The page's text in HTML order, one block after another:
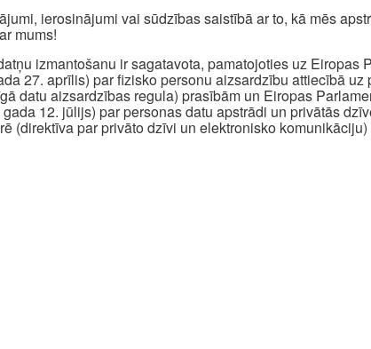
ierosinājumi vai sūdzības saistībā ar to, kā mēs
mums!
izmantošanu ir sagatavota, pamatojoties uz Eiropas
27. aprīlis) par fizisko personu aizsardzību attiecībā
datu aizsardzības regula) prasībām un Eiropas
12. jūlijs) par personas datu apstrādi un privātās
(direktīva par privāto dzīvi un elektronisko komunikāciju)